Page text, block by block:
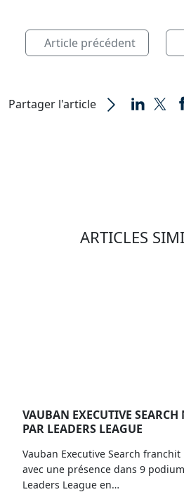
Article précédent
Partager l'article
ARTICLES
VAUBAN EXECUTIVE SEARCH
PAR LEADERS LEAGUE
Vauban Executive Search
avec une présence dans 9
Leaders League en…